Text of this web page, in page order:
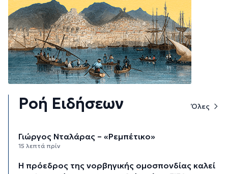
Ροή Ειδήσεων Όλες
Γιώργος Νταλάρας – «Ρεμπέτικο»
15 λεπτά πρίν
Η πρόεδρος της νορβηγικής ομοσπονδίας καλεί